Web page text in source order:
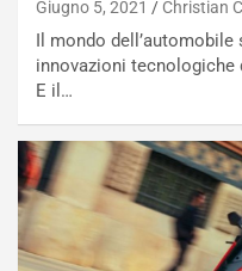
Giugno 5, 2021 Christian
Il mondo
innovazioni tecnologiche
E il…